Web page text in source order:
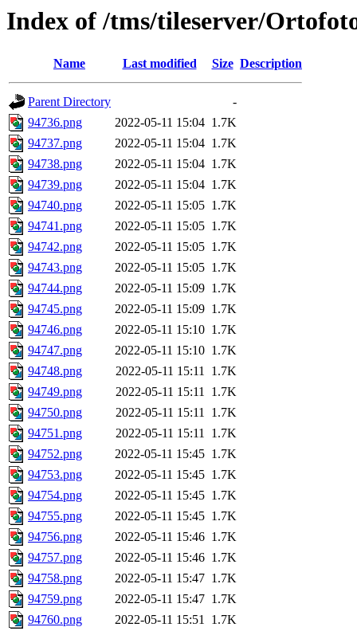
Index of /tms/tileserver/
Name Last modified Size Description
Parent Directory
-
94736.png
2022-05-11 15:04 1.7K
94737.png
2022-05-11 15:04 1.7K
94738.png
2022-05-11 15:04 1.7K
94739.png
2022-05-11 15:04 1.7K
94740.png
2022-05-11 15:05 1.7K
94741.png
2022-05-11 15:05 1.7K
94742.png
2022-05-11 15:05 1.7K
94743.png
2022-05-11 15:05 1.7K
94744.png
2022-05-11 15:09 1.7K
94745.png
2022-05-11 15:09 1.7K
94746.png
2022-05-11 15:10 1.7K
94747.png
2022-05-11 15:10 1.7K
94748.png
2022-05-11 15:11 1.7K
94749.png
2022-05-11 15:11 1.7K
94750.png
2022-05-11 15:11 1.7K
94751.png
2022-05-11 15:11 1.7K
94752.png
2022-05-11 15:45 1.7K
94753.png
2022-05-11 15:45 1.7K
94754.png
2022-05-11 15:45 1.7K
94755.png
2022-05-11 15:45 1.7K
94756.png
2022-05-11 15:46 1.7K
94757.png
2022-05-11 15:46 1.7K
94758.png
2022-05-11 15:47 1.7K
94759.png
2022-05-11 15:47 1.7K
94760.png
2022-05-11 15:51 1.7K